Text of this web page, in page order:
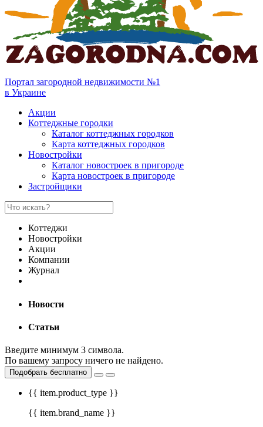
Портал загородной недвижимости №1
в Украине
Акции
Коттеджные городки
Каталог коттеджных городков
Карта коттеджных городков
Новостройки
Каталог новостроек в пригороде
Карта новостроек в пригороде
Застройщики
Коттеджи
Новостройки
Акции
Компании
Журнал
Новости
Статьи
Введите минимум 3 символа.
По вашему запросу ничего не найдено.
Подобрать бесплатно
{{ item.product_type }}
{{ item.brand_name }}